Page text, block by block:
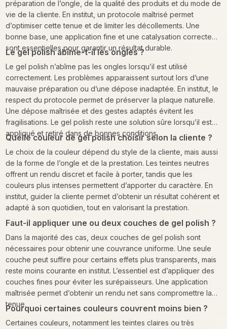
préparation de l’ongle, de la qualité des produits et du mode de
vie de la cliente. En institut, un protocole maîtrisé permet
d’optimiser cette tenue et de limiter les décollements. Une
bonne base, une application fine et une catalysation correcte
sont essentielles pour garantir un résultat durable.
Le gel polish abîme-t-il les ongles ?
Le gel polish n’abîme pas les ongles lorsqu’il est utilisé
correctement. Les problèmes apparaissent surtout lors d’une
mauvaise préparation ou d’une dépose inadaptée. En institut, le
respect du protocole permet de préserver la plaque naturelle.
Une dépose maîtrisée et des gestes adaptés évitent les
fragilisations. Le gel polish reste une solution sûre lorsqu’il est
appliqué et retiré dans de bonnes conditions.
Quelle couleur de gel polish choisir selon la cliente ?
Le choix de la couleur dépend du style de la cliente, mais aussi
de la forme de l’ongle et de la prestation. Les teintes neutres
offrent un rendu discret et facile à porter, tandis que les
couleurs plus intenses permettent d’apporter du caractère. En
institut, guider la cliente permet d’obtenir un résultat cohérent et
adapté à son quotidien, tout en valorisant la prestation.
Faut-il appliquer une ou deux couches de gel polish ?
Dans la majorité des cas, deux couches de gel polish sont
nécessaires pour obtenir une couvrance uniforme. Une seule
couche peut suffire pour certains effets plus transparents, mais
reste moins courante en institut. L’essentiel est d’appliquer des
couches fines pour éviter les surépaisseurs. Une application
maîtrisée permet d’obtenir un rendu net sans compromettre la
tenue.
Pourquoi certaines couleurs couvrent moins bien ?
Certaines couleurs, notamment les teintes claires ou très